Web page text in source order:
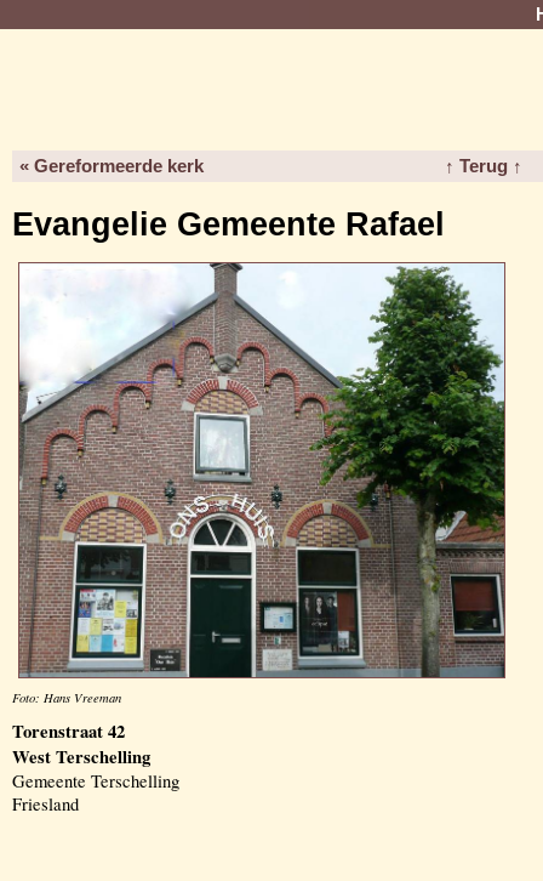
« Gereformeerde kerk ↑ Terug ↑
Evangelie Gemeente Rafael
Foto: Hans Vreeman
Torenstraat 42
West Terschelling
Gemeente Terschelling
Friesland